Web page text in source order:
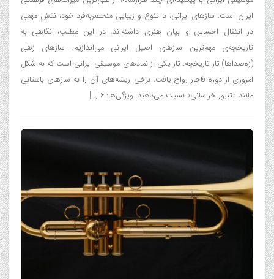
ایران است. سازهای ایرانی، با تنوع و زیبایی منحصربه‌فرد خود، نقش مهمی
در انتقال احساس و بیان هنری داشته‌اند. در این مطلب، نگاهی به
تاریخچه‌ی مهم‌ترین سازهای اصیل ایرانی می‌اندازیم. سازهای زهی
(زه‌صداها) تار تاریخچه: تار یکی از نمادهای موسیقی ایرانی است که به شکل
امروزی از دوره قاجار رواج یافت. برخی ریشه‌های آن را به سازهای باستانی
مانند «تنبور خراسانی» نسبت می‌دهند. ویژگی‌ها: ۶ […]